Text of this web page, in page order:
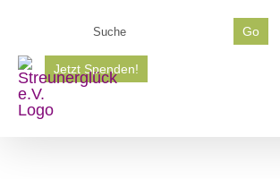
springen
Go
Jetzt Spenden!